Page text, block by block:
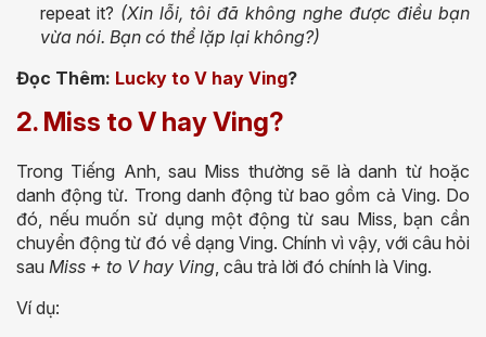
repeat it? (Xin lỗi, tôi đã không nghe được điều bạn
vừa nói. Bạn có thể lặp lại không?)
Đọc Thêm: Lucky to V hay Ving?
2. Miss to V hay Ving?
Trong Tiếng Anh, sau Miss thường sẽ là danh từ hoặc
danh động từ. Trong danh động từ bao gồm cả Ving. Do
đó, nếu muốn sử dụng một động từ sau Miss, bạn cần
chuyển động từ đó về dạng Ving. Chính vì vậy, với câu hỏi
sau Miss + to V hay Ving, câu trả lời đó chính là Ving.
Ví dụ: